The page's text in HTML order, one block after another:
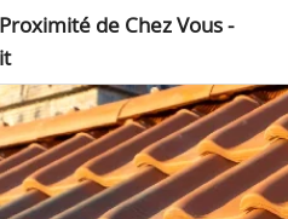
de Chez Vous -